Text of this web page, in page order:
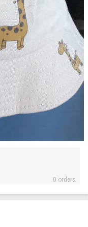
0 orders